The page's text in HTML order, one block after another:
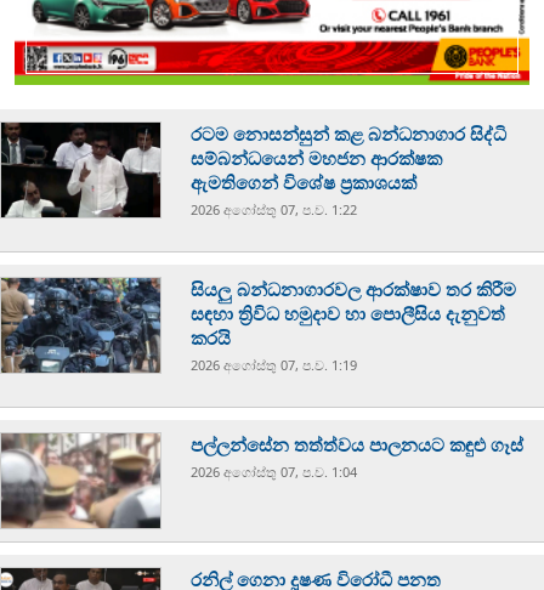
රටම නොසන්සුන් කළ බන්ධනාගාර සිද්ධි
සම්බන්ධයෙන් මහජන ආරක්ෂක
ඇමතිගෙන් විශේෂ ප්‍රකාශයක්
2026 අගෝස්‍තු 07, ප.ව. 1:22
සියලු බන්ධනාගාරවල ආරක්ෂාව තර කිරීම
සඳහා ත්‍රිවිධ හමුදාව හා පොලීසිය දැනුවත්
කරයි
2026 අගෝස්‍තු 07, ප.ව. 1:19
පල්ලන්සේන තත්ත්වය පාලනයට කඳුළු ගෑස්
2026 අගෝස්‍තු 07, ප.ව. 1:04
රනිල් ගෙනා දූෂණ විරෝධී පනත